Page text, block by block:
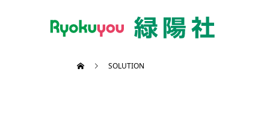
SOLUTION